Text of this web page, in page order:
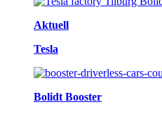
Aktuell
Tesla
Bolidt Booster